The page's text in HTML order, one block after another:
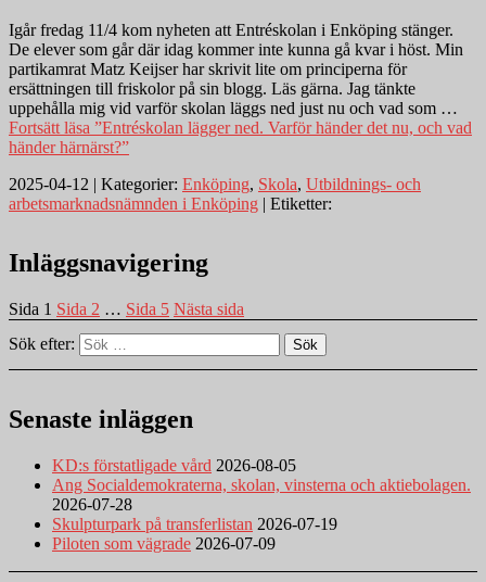
Igår fredag 11/4 kom nyheten att Entréskolan i Enköping stänger.
De elever som går där idag kommer inte kunna gå kvar i höst. Min
partikamrat Matz Keijser har skrivit lite om principerna för
ersättningen till friskolor på sin blogg. Läs gärna. Jag tänkte
uppehålla mig vid varför skolan läggs ned just nu och vad som …
Fortsätt läsa ”Entréskolan lägger ned. Varför händer det nu, och vad
händer härnärst?”
2025-04-12 | Kategorier: Enköping, Skola, Utbildnings- och
arbetsmarknadsnämnden i Enköping | Etiketter:
Inläggsnavigering
Sida 1 Sida 2 … Sida 5 Nästa sida
Sök efter:
Sök
Senaste inläggen
KD:s förstatligade vård 2026-08-05
Ang Socialdemokraterna, skolan, vinsterna och aktiebolagen.
2026-07-28
Skulpturpark på transferlistan 2026-07-19
Piloten som vägrade 2026-07-09